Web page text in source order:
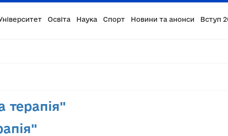
Освіта Наука Спорт Новини та анонси Вступ
терапія"